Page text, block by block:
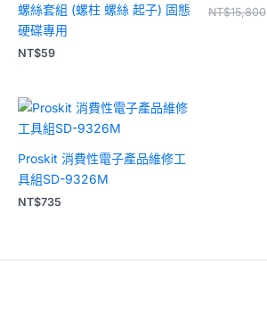
螺絲套組 (螺柱 螺絲 起子) 固態
硬碟專用
NT$59
NT$15,800
Proskit 消費性電子產品維修工
具組SD-9326M
NT$735